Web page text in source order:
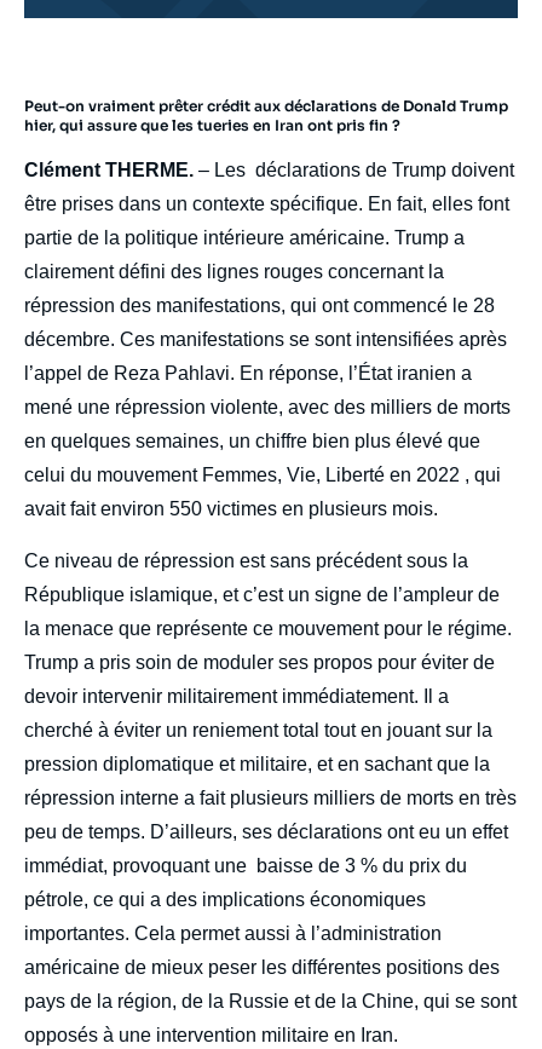
body
Peut-on vraiment prêter crédit aux déclarations de Donald Trump
hier, qui assure que les tueries en Iran ont pris fin ?
Clément THERME. – Les déclarations de Trump doivent
être prises dans un contexte spécifique. En fait, elles font
partie de la politique intérieure américaine. Trump a
clairement défini des lignes rouges concernant la
répression des manifestations, qui ont commencé le 28
décembre. Ces manifestations se sont intensifiées après
l’appel de Reza Pahlavi. En réponse, l’État iranien a
mené une répression violente, avec des milliers de morts
en quelques semaines, un chiffre bien plus élevé que
celui du mouvement Femmes, Vie, Liberté en 2022 , qui
avait fait environ 550 victimes en plusieurs mois.
Ce niveau de répression est sans précédent sous la
République islamique, et c’est un signe de l’ampleur de
la menace que représente ce mouvement pour le régime.
Trump a pris soin de moduler ses propos pour éviter de
devoir intervenir militairement immédiatement. Il a
cherché à éviter un reniement total tout en jouant sur la
pression diplomatique et militaire, et en sachant que la
répression interne a fait plusieurs milliers de morts en très
peu de temps. D’ailleurs, ses déclarations ont eu un effet
immédiat, provoquant une baisse de 3 % du prix du
pétrole, ce qui a des implications économiques
importantes. Cela permet aussi à l’administration
américaine de mieux peser les différentes positions des
pays de la région, de la Russie et de la Chine, qui se sont
opposés à une intervention militaire en Iran.